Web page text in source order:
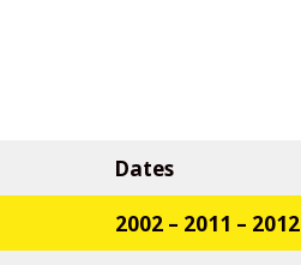
Dates
2002 – 2011 – 2012